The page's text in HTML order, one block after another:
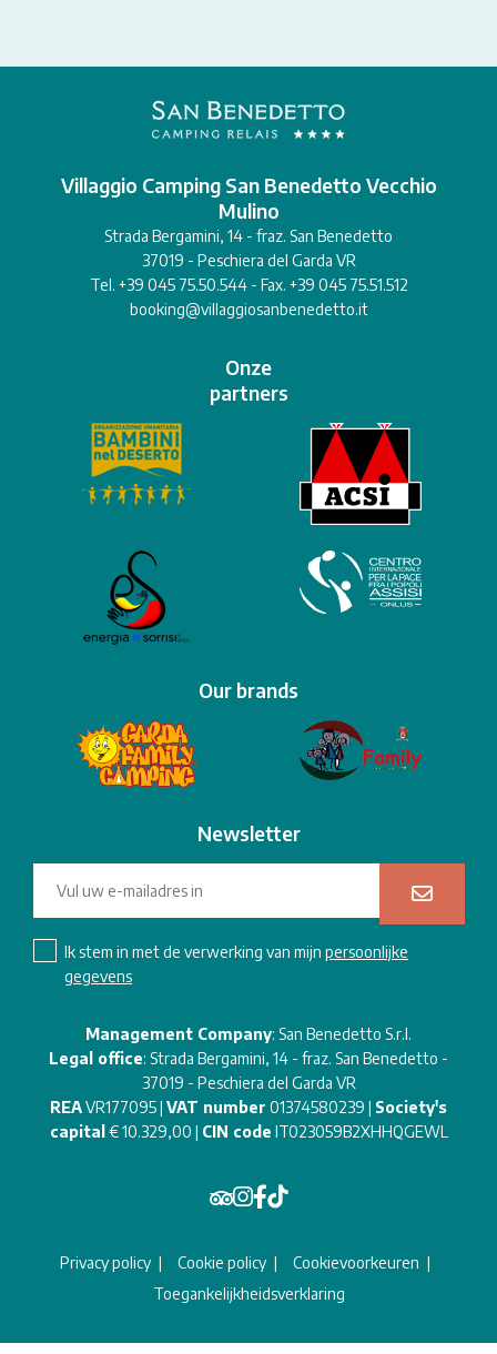
Villaggio Camping San Benedetto Vecchio
Mulino
Strada Bergamini, 14 - fraz. San Benedetto
37019 - Peschiera del Garda VR
Tel. +39 045 75.50.544 - Fax. +39 045 75.51.512
booking@villaggiosanbenedetto.it
Onze
partners
Our brands
Newsletter
Ik stem in met de verwerking van mijn persoonlijke
gegevens
Management Company: San Benedetto S.r.l.
Legal office: Strada Bergamini, 14 - fraz. San Benedetto -
37019 - Peschiera del Garda VR
REAVR177095 | VAT number 01374580239 | Society's
capital € 10.329,00 | CIN code IT023059B2XHHQGEWL
Privacy policy Cookie policy
Cookievoorkeuren
Toegankelijkheidsverklaring